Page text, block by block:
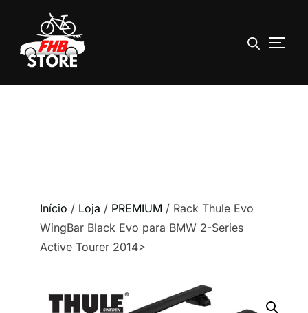
Início / Loja / PREMIUM / Rack Thule Evo
WingBar Black Evo para BMW 2-Series
Active Tourer 2014>